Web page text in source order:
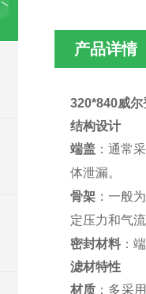
产品详情
320*840威
结构设计
端盖：通常
体泄漏。
骨架：一般
定压力和气
密封材料：
滤材特性
材质 ：多采